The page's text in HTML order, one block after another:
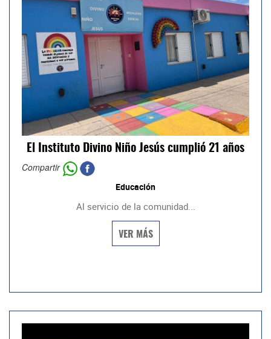
El Instituto Divino Niño Jesús cumplió 21 años
Compartir
Educación
Al servicio de la comunidad...
VER MÁS